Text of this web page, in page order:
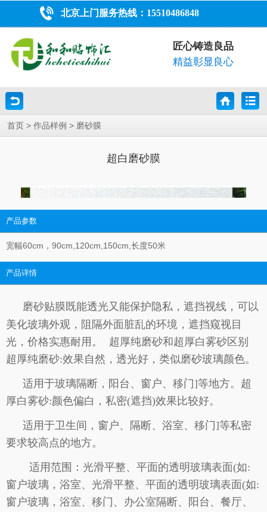
北京上门服务热线： 15510486848
匠心铸造良品
精益彰显良心
首页 > 作品样例 > 磨砂膜
超白磨砂膜
产品参数
宽幅60cm，90cm,120cm,150cm,长度50米
产品详情
磨砂贴膜既能透光又能保护隐私，遮挡视线，可以
美化玻璃外观，阻隔外面脏乱的环境，遮挡窥视目
光，价格实惠耐用。 超厚纯磨砂和超厚白雾砂区别
超厚纯磨砂:效果自然，透光好，类似磨砂玻璃颜色。
适用于玻璃隔断，阳台、窗户、移门]等地方。超
厚白雾砂:颜色偏白，私密(遮挡)效果比较好。
适用于卫生间，窗户、隔断、浴室、移门]等私密
要求较高点的地方。
适用范围：光滑平整、平面的透明玻璃表面(如:
窗户玻璃，浴室、光滑平整、平面的透明玻璃表面(如:
窗户玻璃，浴室、移门、办公室隔断、阳台、餐厅、